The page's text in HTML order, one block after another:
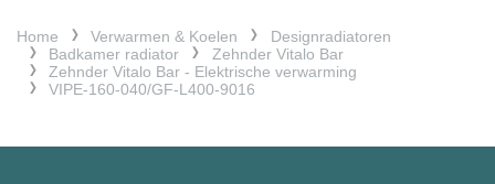
Home Verwarmen & Koelen
Designradiatoren
Badkamer radiator
Zehnder Vitalo Bar
Zehnder Vitalo Bar - Elektrische verwarming
VIPE-160-040/GF-L400-9016